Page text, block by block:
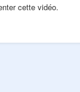
cette vidéo.